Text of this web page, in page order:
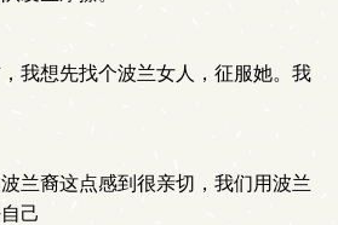
我想先找个波兰女人，征服她。我
兰裔这点感到很亲切，我们用波兰
己